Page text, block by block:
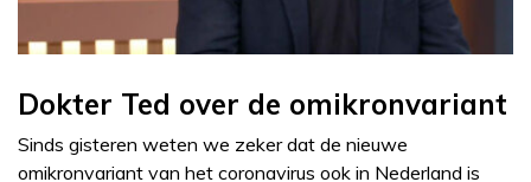
Dokter Ted over de omikronvariant
Sinds gisteren weten we zeker dat de nieuwe
omikronvariant van het coronavirus ook in Nederland is